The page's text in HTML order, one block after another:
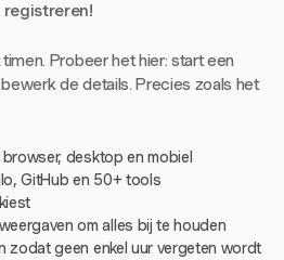
Probeer het hier: start een
de details. Precies zoals het
desktop en mobiel
GitHub en 50+ tools
om alles bij te houden
zodat geen enkel uur vergeten wordt